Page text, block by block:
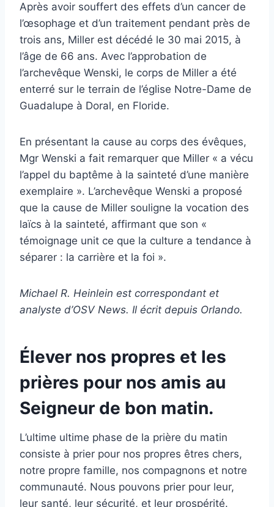
Après avoir souffert des effets d’un cancer de
l’œsophage et d’un traitement pendant près de
trois ans, Miller est décédé le 30 mai 2015, à
l’âge de 66 ans. Avec l’approbation de
l’archevêque Wenski, le corps de Miller a été
enterré sur le terrain de l’église Notre-Dame de
Guadalupe à Doral, en Floride.
En présentant la cause au corps des évêques,
Mgr Wenski a fait remarquer que Miller « a vécu
l’appel du baptême à la sainteté d’une manière
exemplaire ». L’archevêque Wenski a proposé
que la cause de Miller souligne la vocation des
laïcs à la sainteté, affirmant que son «
témoignage unit ce que la culture a tendance à
séparer : la carrière et la foi ».
Michael R. Heinlein est correspondant et
analyste d’OSV News. Il écrit depuis Orlando.
Élever nos propres et les
prières pour nos amis au
Seigneur de bon matin.
L’ultime ultime phase de la prière du matin
consiste à prier pour nos propres êtres chers,
notre propre famille, nos compagnons et notre
communauté. Nous pouvons prier pour leur,
leur santé, leur sécurité, et leur prospérité.